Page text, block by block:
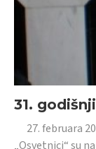
31.
27. februara
„Osvetnici“ su